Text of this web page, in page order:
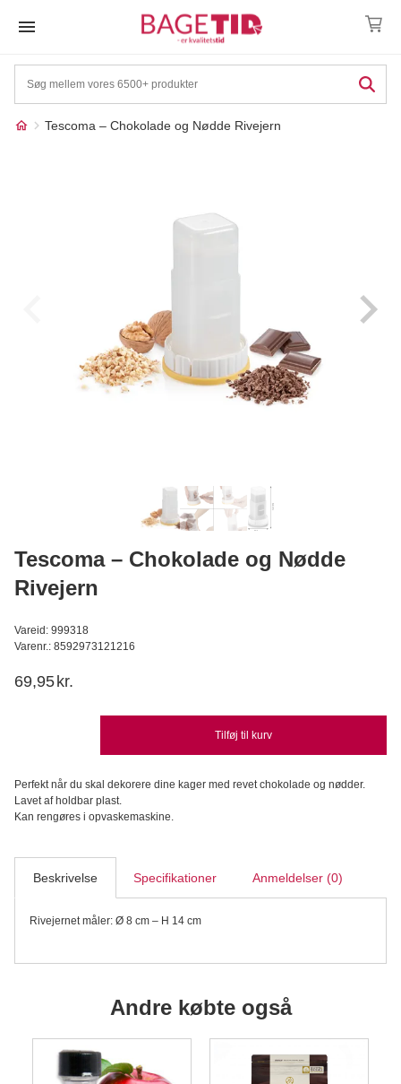
Tescoma – Chokolade og Nødde Rivejern
Læg i kurv
Tescoma – Chokolade og Nødde
Rivejern
Vareid: 999318
Varenr.: 8592973121216
69,95 kr.
Tilføj til kurv
Perfekt når du skal dekorere dine kager med revet chokolade og nødder.
Lavet af holdbar plast.
Kan rengøres i opvaskemaskine.
Beskrivelse Specifikationer Anmeldelser (0)
Rivejernet måler: Ø 8 cm – H 14 cm
Andre købte også